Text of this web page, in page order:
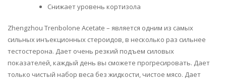
Снижает уровень кортизола
Zhengzhou Trenbolone Acetate – является одним из самых
сильных инъекционных стероидов, в несколько раз сильнее
тестостерона. Дает очень резкий подъем силовых
показателей, каждый день вы сможете прогресировать. Дает
только чистый набор веса без жидкости, чистое мясо. Дает